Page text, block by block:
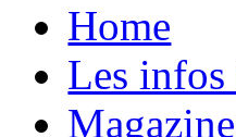
Home
Les